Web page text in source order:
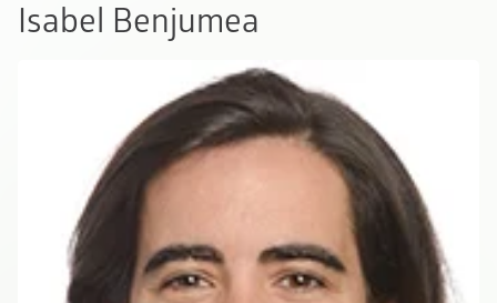
Isabel Benjumea